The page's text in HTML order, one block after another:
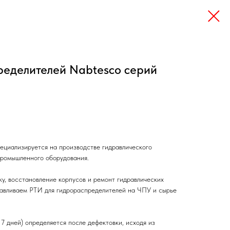
Nabtesco серий
на производстве гидравлического
оборудования.
восстановление корпусов и ремонт гидравлических
РТИ для гидрораспределителей на ЧПУ и сырье
дней) определяется после дефектовки, исходя из